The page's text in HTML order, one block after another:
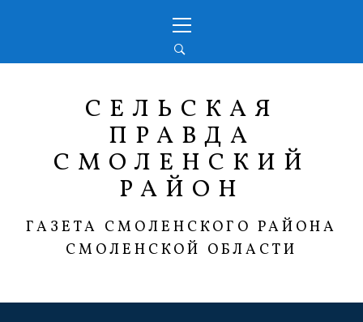
меню
СЕЛЬСКАЯ
ПРАВДА
СМОЛЕНСКИЙ
РАЙОН
ГАЗЕТА СМОЛЕНСКОГО РАЙОНА
СМОЛЕНСКОЙ ОБЛАСТИ